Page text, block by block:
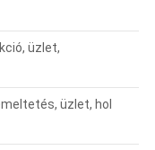
üzlet,
üzlet, hol